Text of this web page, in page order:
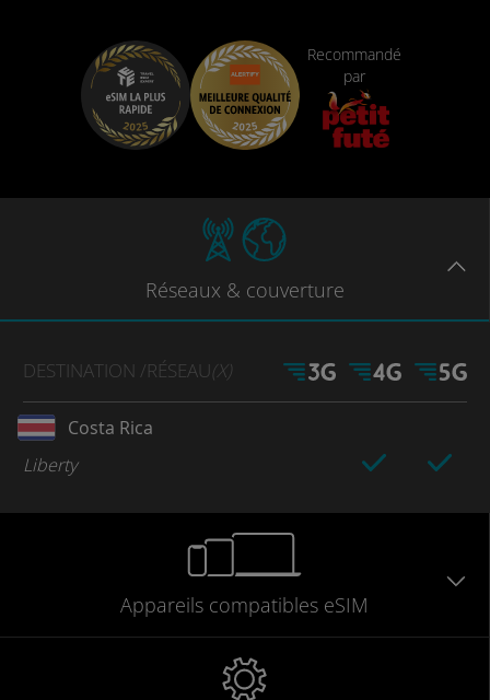
Recommandé
par
Réseaux & couverture
DESTINATION /RÉSEAU(X)
Costa Rica
Liberty
Appareils compatibles eSIM